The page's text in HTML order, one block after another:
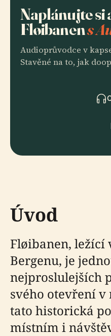
Naplánujte si
Fløibanens
Audioprůvodce v
Stavěné na to, jak
Úvod
Fløibanen, ležící
Bergenu, je
nejproslulejších
svého otevření v
tato historická
místním i